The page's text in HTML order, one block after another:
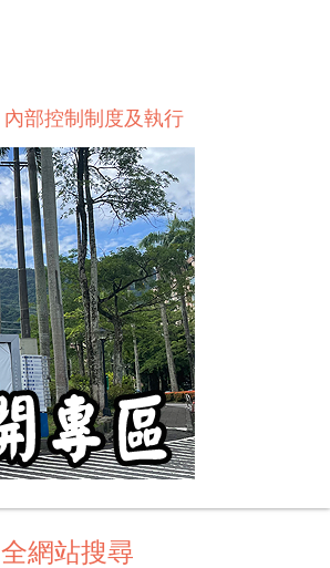
內部控制制度及執行
全網站搜尋